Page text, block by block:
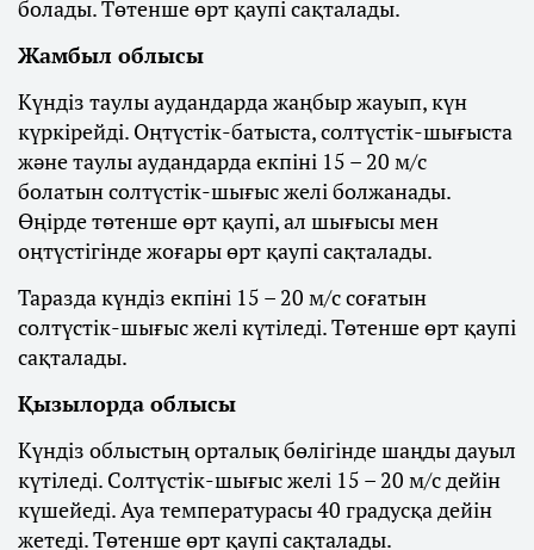
болады. Төтенше өрт қаупі сақталады.
Жамбыл облысы
Күндіз таулы аудандарда жаңбыр жауып, күн
күркірейді. Оңтүстік-батыста, солтүстік-шығыста
және таулы аудандарда екпіні 15 – 20 м/с
болатын солтүстік-шығыс желі болжанады.
Өңірде төтенше өрт қаупі, ал шығысы мен
оңтүстігінде жоғары өрт қаупі сақталады.
Таразда күндіз екпіні 15 – 20 м/с соғатын
солтүстік-шығыс желі күтіледі. Төтенше өрт қаупі
сақталады.
Қызылорда облысы
Күндіз облыстың орталық бөлігінде шаңды дауыл
күтіледі. Солтүстік-шығыс желі 15 – 20 м/с дейін
күшейеді. Ауа температурасы 40 градусқа дейін
жетеді. Төтенше өрт қаупі сақталады.